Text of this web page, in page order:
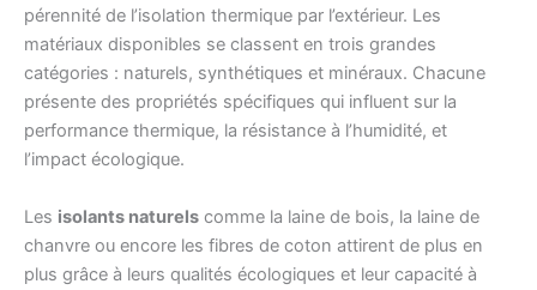
pérennité de l’isolation thermique par l’extérieur. Les
matériaux disponibles se classent en trois grandes
catégories : naturels, synthétiques et minéraux. Chacune
présente des propriétés spécifiques qui influent sur la
performance thermique, la résistance à l’humidité, et
l’impact écologique.
Les isolants naturels comme la laine de bois, la laine de
chanvre ou encore les fibres de coton attirent de plus en
plus grâce à leurs qualités écologiques et leur capacité à